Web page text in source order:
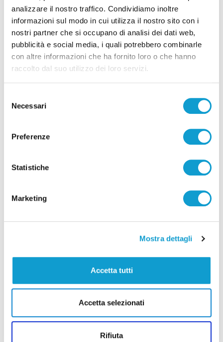
analizzare il nostro traffico. Condividiamo inoltre
informazioni sul modo in cui utilizza il nostro sito con i
nostri partner che si occupano di analisi dei dati web,
pubblicità e social media, i quali potrebbero combinarle
con altre informazioni che ha fornito loro o che hanno
raccolto dal suo utilizzo dei loro servizi.
delNecessari
Preferenze
Statistiche
Marketing
Mostra dettagli
Accetta tutti
Accetta selezionati
Rifiuta